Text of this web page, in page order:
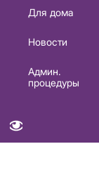
Основная
навигация
Для дома
Новости
Админ.
процедуры